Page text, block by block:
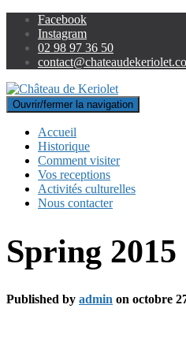
Facebook
Instagram
02 98 97 36 50
Ouvrir/fermer la navigation
Accueil
Historique
Comment visiter
Vos receptions
Activités culturelles
Nous contacter
Spring
Published by admin on octobre